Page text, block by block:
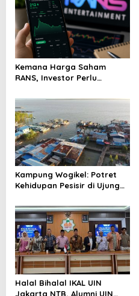
Kemana Harga Saham
RANS, Investor Perlu
Menghindari Spekulasi
Berlebihan
Kampung Wogikel: Potret
Kehidupan Pesisir di Ujung
Bertahan di Tengah
Keterbatasan
Halal Bihalal IKAL UIN
Jakarta NTB, Alumni UIN